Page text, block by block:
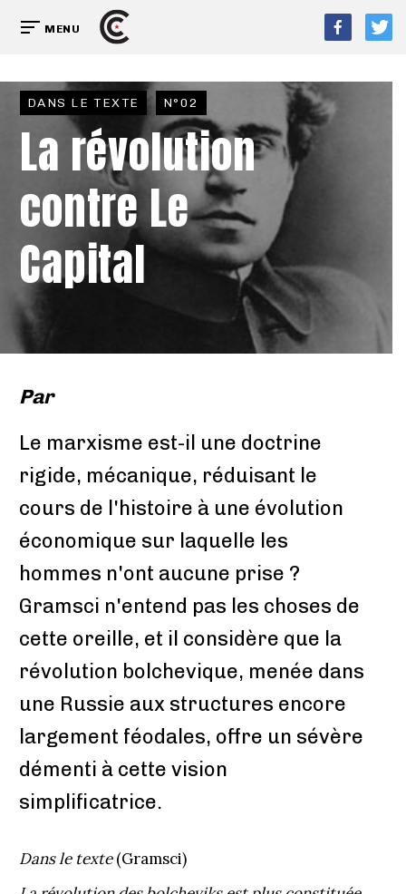
MENU
DANS LE TEXTE N°02
La révolution
contre Le
Capital
Par
Le marxisme est-il une doctrine
rigide, mécanique, réduisant le
cours de l'histoire à une évolution
économique sur laquelle les
hommes n'ont aucune prise ?
Gramsci n'entend pas les choses de
cette oreille, et il considère que la
révolution bolchevique, menée dans
une Russie aux structures encore
largement féodales, offre un sévère
démenti à cette vision
simplificatrice.
Dans le texte(Gramsci)